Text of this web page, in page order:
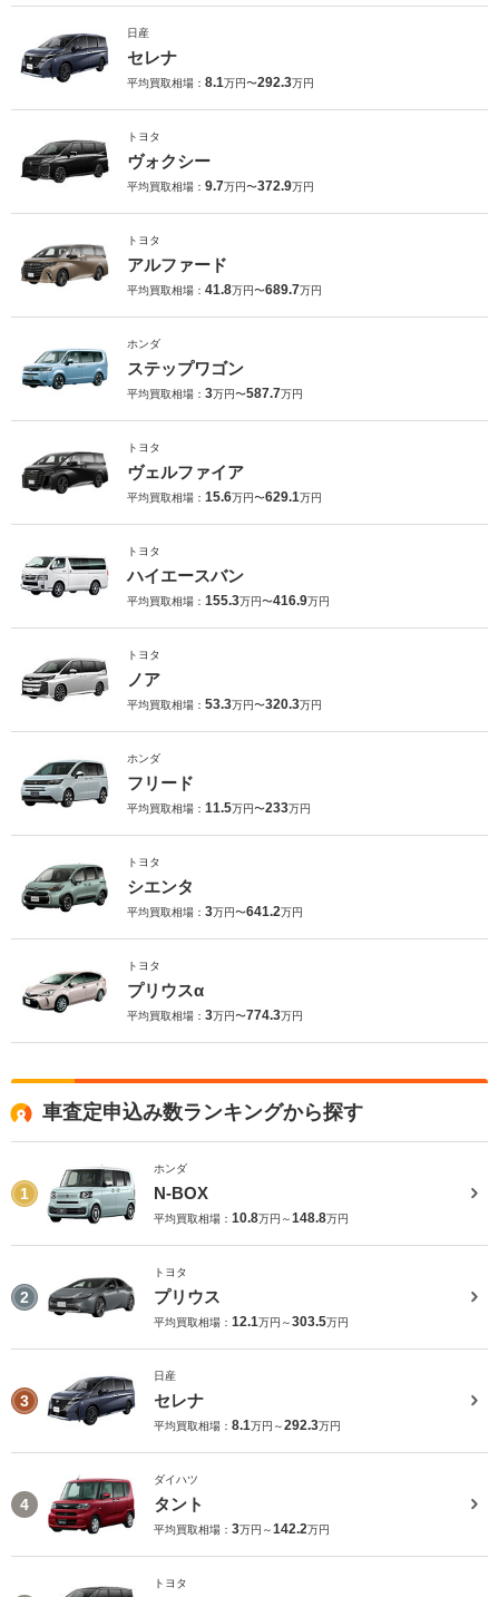
日産
セレナ
平均買取相場： 8.1万円〜292.3万円
トヨタ
ヴォクシー
平均買取相場： 9.7万円〜372.9万円
トヨタ
アルファード
平均買取相場： 41.8万円〜689.7万円
ホンダ
ステップワゴン
平均買取相場： 3万円〜587.7万円
トヨタ
ヴェルファイア
平均買取相場： 15.6万円〜629.1万円
トヨタ
ハイエースバン
平均買取相場： 155.3万円〜416.9万円
トヨタ
ノア
平均買取相場： 53.3万円〜320.3万円
ホンダ
フリード
平均買取相場： 11.5万円〜233万円
トヨタ
シエンタ
平均買取相場： 3万円〜641.2万円
トヨタ
プリウスα
平均買取相場： 3万円〜774.3万円
車査定申込み数ランキングから探す
1
ホンダ
N-BOX
平均買取相場： 10.8万円～148.8万円
2
トヨタ
プリウス
平均買取相場： 12.1万円～303.5万円
3
日産
セレナ
平均買取相場： 8.1万円～292.3万円
4
ダイハツ
タント
平均買取相場： 3万円～142.2万円
トヨタ